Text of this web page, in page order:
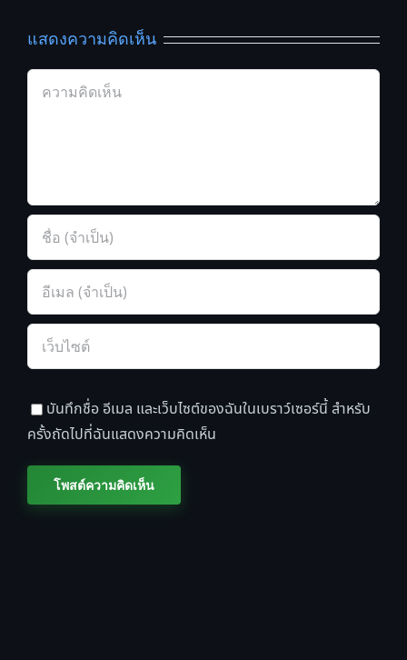
แสดงความคิดเห็น
Comment
บันทึกชื่อ อีเมล และเว็บไซต์ของฉันในเบราว์เซอร์นี้ สำหรับ
ครั้งถัดไปที่ฉันแสดงความคิดเห็น